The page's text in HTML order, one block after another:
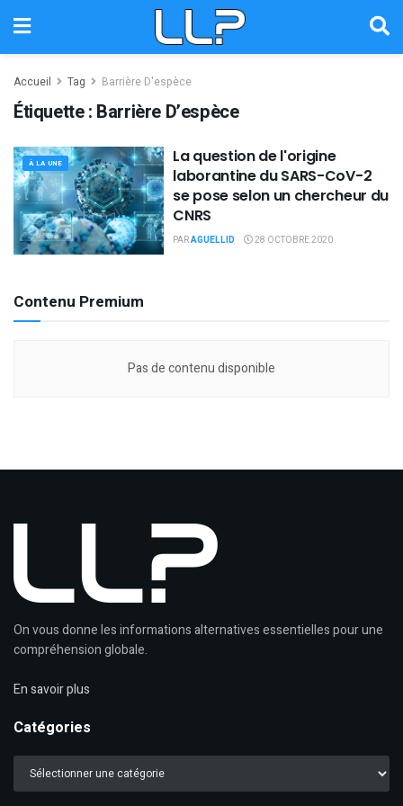
Accueil Tag Barrière D'espèce
Étiquette : Barrière D’espèce
À LA UNE
La question de l'origine
laborantine du SARS-CoV-2
se pose selon un chercheur du
CNRS
PARAGUELLID 28 OCTOBRE 2020
Contenu Premium
Pas de contenu disponible
On vous donne les informations alternatives essentielles pour une
compréhension globale.
En savoir plus
Catégories
Catégories